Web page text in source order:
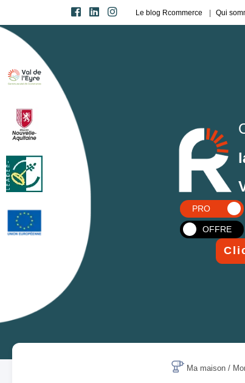
Le blog Rcommerce Qui
PRO
OFFRE
Ma maison /